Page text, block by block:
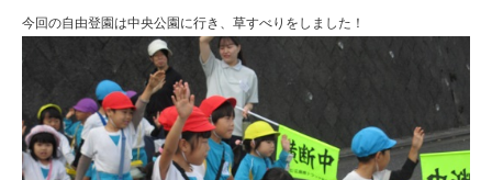
今回の自由登園は中央公園に行き、草すべりをしました！